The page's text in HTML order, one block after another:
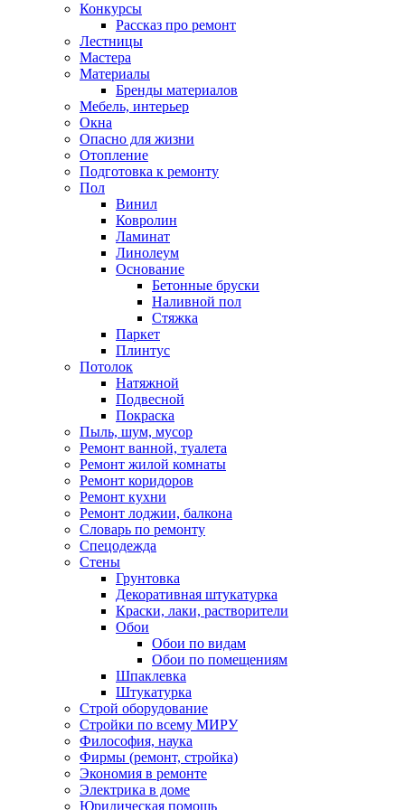
Конкурсы
Рассказ про ремонт
Лестницы
Мастера
Материалы
Бренды материалов
Мебель, интерьер
Окна
Опасно для жизни
Отопление
Подготовка к ремонту
Пол
Винил
Ковролин
Ламинат
Линолеум
Основание
Бетонные бруски
Наливной пол
Стяжка
Паркет
Плинтус
Потолок
Натяжной
Подвесной
Покраска
Пыль, шум, мусор
Ремонт ванной, туалета
Ремонт жилой комнаты
Ремонт коридоров
Ремонт кухни
Ремонт лоджии, балкона
Словарь по ремонту
Спецодежда
Стены
Грунтовка
Декоративная штукатурка
Краски, лаки, растворители
Обои
Обои по видам
Обои по помещениям
Шпаклевка
Штукатурка
Строй оборудование
Стройки по всему МИРУ
Философия, наука
Фирмы (ремонт, стройка)
Экономия в ремонте
Электрика в доме
Юридическая помощь